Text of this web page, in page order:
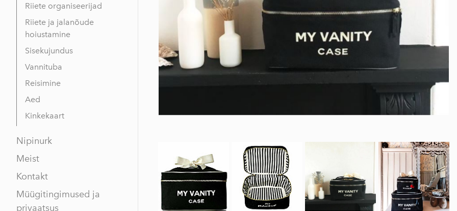
Riiete organiseerijad
Riiete ja jalanõude
hoiustamine
Sisekujundus
Vannituba
Reisimine
Aed
Kinkekaart
Nipinurk
Meist
Kontakt
Müügitingimused ja
privaatsus